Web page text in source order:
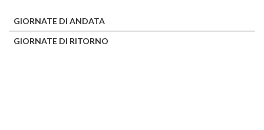
GIORNATE DI ANDATA
GIORNATE DI RITORNO